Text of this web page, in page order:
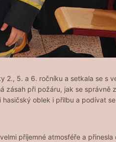
2., 5. a 6. ročníku a setkala se s
zásah při požáru, jak se správně
oblek i přilbu a podívat
příjemné atmosféře a